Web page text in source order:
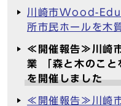
川崎市Wood-
所市民ホールを木
≪開催報告≫川崎
業 「森と木のこと
を開催しました
≪開催報告≫川崎